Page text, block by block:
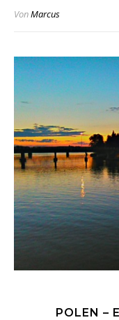
VonMarcus
POLEN –